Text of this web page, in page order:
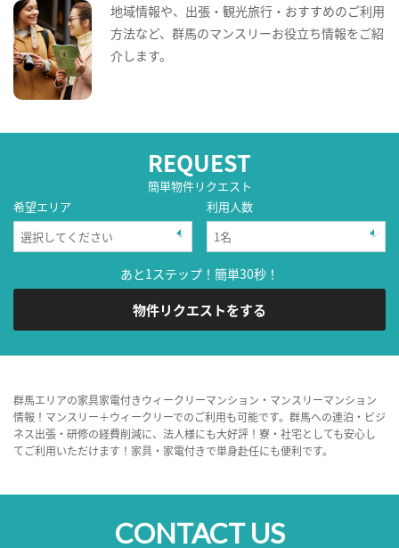
地域情報や、出張・観光旅行・おすすめのご利用
方法など、群馬のマンスリーお役立ち情報をご紹
介します。
REQUEST
簡単物件リクエスト
希望エリア
利用人数
あと1ステップ！簡単30秒！
物件リクエストをする
群馬エリアの家具家電付きウィークリーマンション・マンスリーマンション
情報！マンスリー＋ウィークリーでのご利用も可能です。群馬への連泊・ビジ
ネス出張・研修の経費削減に、法人様にも大好評！寮・社宅としても安心し
てご利用いただけます！家具・家電付きで単身赴任にも便利です。
CONTACT US